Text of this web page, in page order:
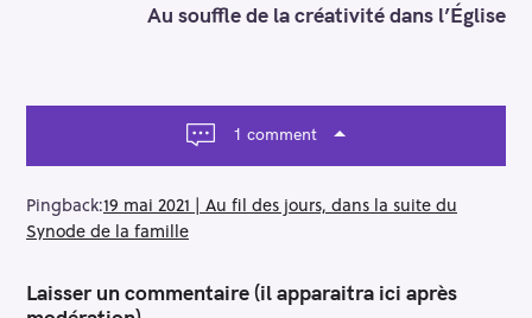
g
o
n
Au souffle de la créativité dans l’Église
1 comment
Pingback:19 mai 2021 | Au fil des jours, dans la suite du
Synode de la famille
Laisser un commentaire (il apparaitra ici après